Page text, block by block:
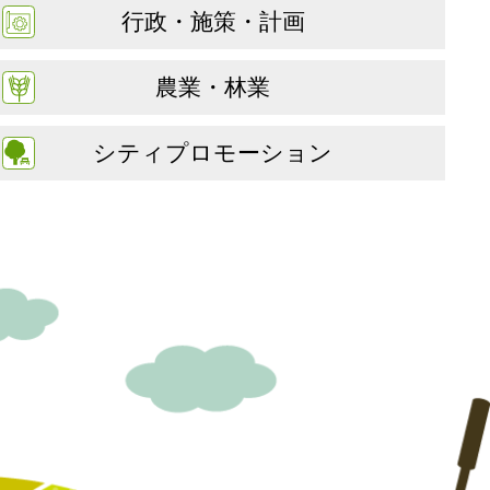
行政・施策・計画
農業・林業
シティプロモーション